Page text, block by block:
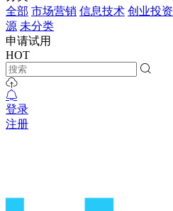
全部 市场营销 信息技术 创业投资
源 未分类
申请试用
HOT
登录
注册